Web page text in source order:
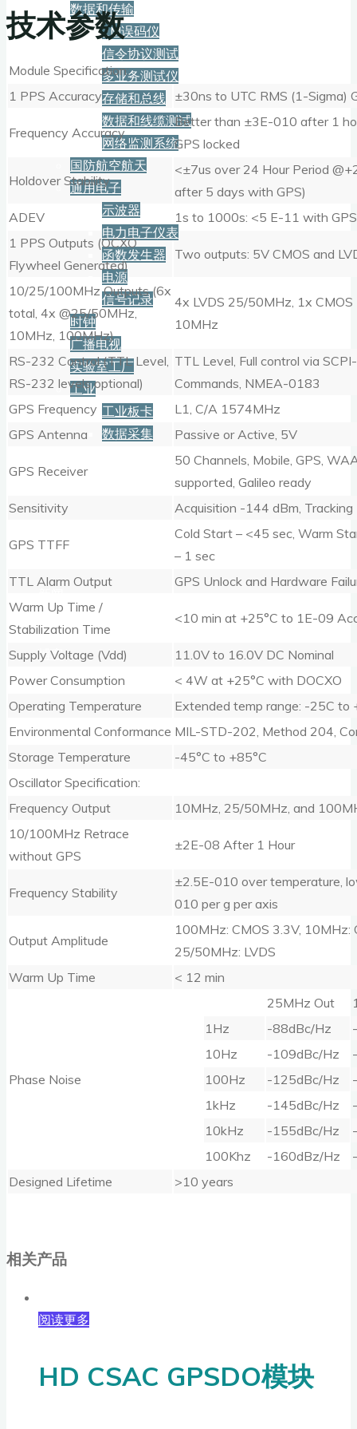
数据和传输
2M误码仪
信令协议测试
多业务测试仪
存储和总线
数据和线缆测试
网络监测系统
国防航空航天
通用电子
示波器
电力电子仪表
函数发生器
电源
信号记录
时钟
广播电视
实验室工厂
工业
工业板卡
数据采集
服务+保障
博客
技术参数
Module Specification:
1 PPS Accuracy
±30ns to UTC RMS (1-Sigma)
Frequency Accuracy
Better than ±3E-010 after 1
GPS locked
Holdover Stability
<±7us over 24 Hour Period
after 5 days with GPS)
ADEV
1s to 1000s: <5 E-11 with
1 PPS Outputs (OCXO
Flywheel Generated)
Two outputs: 5V CMOS and
10/25/100MHz Outputs (6x
total, 4x @25/50MHz,
10MHz, 100MHz)
4x LVDS 25/50MHz, 1x
10MHz
RS-232 Control (TTL Level,
RS-232 levels optional)
TTL Level, Full control via
Commands, NMEA-0183
GPS Frequency
L1, C/A 1574MHz
GPS Antenna
Passive or Active, 5V
GPS Receiver
50 Channels, Mobile, GPS,
supported, Galileo ready
Sensitivity
Acquisition -144 dBm,
GPS TTFF
Cold Start – <45 sec, Warm
– 1 sec
TTL Alarm Output
GPS Unlock and Hardware
Warm Up Time /
Stabilization Time
<10 min at +25°C to 1E-09
Supply Voltage (Vdd)
11.0V to 16.0V DC Nominal
Power Consumption
< 4W at +25°C with DOCXO
Operating Temperature
Extended temp range: -25C to
Environmental Conformance MIL-STD-202, Method 204,
Storage Temperature
-45°C to +85°C
Oscillator Specification:
Frequency Output
10MHz, 25/50MHz, and
10/100MHz Retrace
without GPS
±2E-08 After 1 Hour
Frequency Stability
±2.5E-010 over temperature,
010 per g per axis
Output Amplitude
100MHz: CMOS 3.3V, 10MHz:
25/50MHz: LVDS
Warm Up Time
< 12 min
Phase Noise
25MHz Out
1Hz
-88dBc/Hz
10Hz
-109dBc/Hz
100Hz
-125dBc/Hz
1kHz
-145dBc/Hz
10kHz
-155dBc/Hz
100Khz
-160dBz/Hz
Designed Lifetime
>10 years
相关产品
阅读更多
HD CSAC GPSDO模块